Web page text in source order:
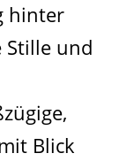
hinter
Stille und
Blick